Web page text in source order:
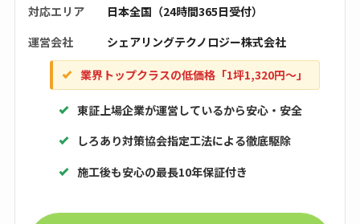
対応エリア
日本全国（24時間365日受付）
運営会社
シェアリングテクノロジー株式会社
業界トップクラスの低価格「1坪1,320円〜」
東証上場企業が運営しているから安心・安全
しろあり対策協会指定工法による徹底駆除
施工後も安心の最長10年保証付き